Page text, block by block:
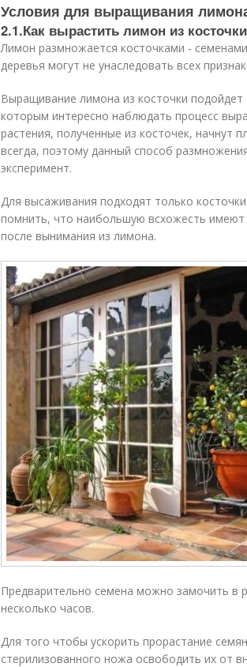
Условия для выращивания
2.1.Как вырастить лимон из косточки
Лимон размножается косточками -
деревья могут не унаследовать всех
Выращивание лимона из косточки
которым интересно наблюдать процесс
растения, полученные из косточек, начнут
всегда, поэтому данный способ
эксперимент.
Для высаживания подходят только
помнить, что наибольшую всхожесть
после вынимания из лимона.
Предварительно семена можно замочить в
несколько часов.
Для того чтобы ускорить прорастание
стерилизованного ножа освободить их от